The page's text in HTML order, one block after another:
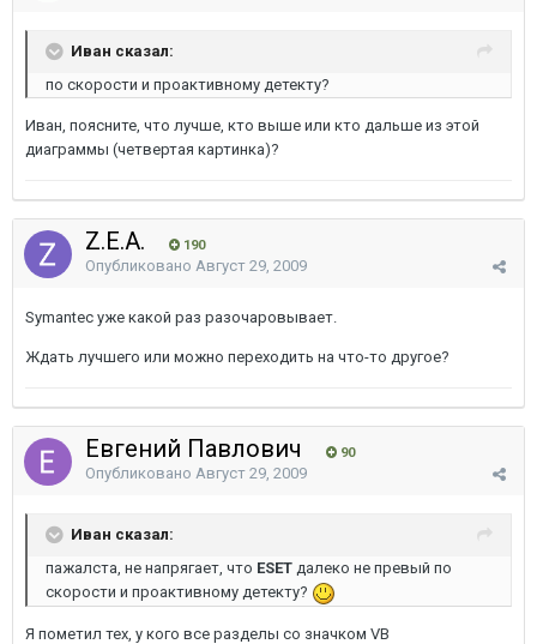
Иван сказал:
по скорости и проактивному детекту?
Иван, поясните, что лучше, кто выше или кто дальше из этой
диаграммы (четвертая картинка)?
Z.E.A. 190
Опубликовано Август 29, 2009
Symantec уже какой раз разочаровывает.
Ждать лучшего или можно переходить на что-то другое?
Евгений Павлович 90
Опубликовано Август 29, 2009
Иван сказал:
пажалста, не напрягает, что ESET далеко не превый по
скорости и проактивному детекту?
Я пометил тех, у кого все разделы со значком VB